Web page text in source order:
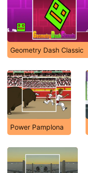
Geometry Dash Classic
Power Pamplona